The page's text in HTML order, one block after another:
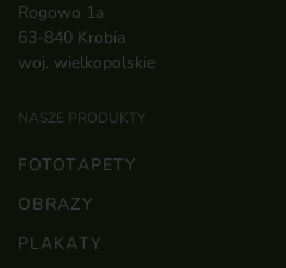
Rogowo 1a
63-840 Krobia
woj. wielkopolskie
NASZE PRODUKTY
FOTOTAPETY
OBRAZY
PLAKATY